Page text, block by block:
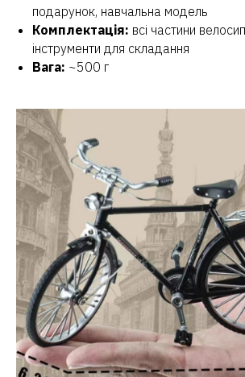
подарунок, навчальна модель
Комплектація: всі частини
інструменти для складання
Вага: ~500 г